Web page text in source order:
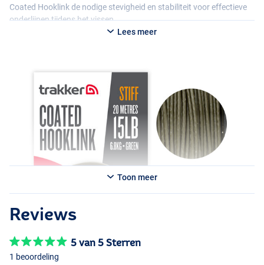
Coated Hooklink de nodige stevigheid en stabiliteit voor effectieve
onderlijnen tijdens het vissen.
Lees meer
Toon meer
Reviews
5 van 5 Sterren
1 beoordeling